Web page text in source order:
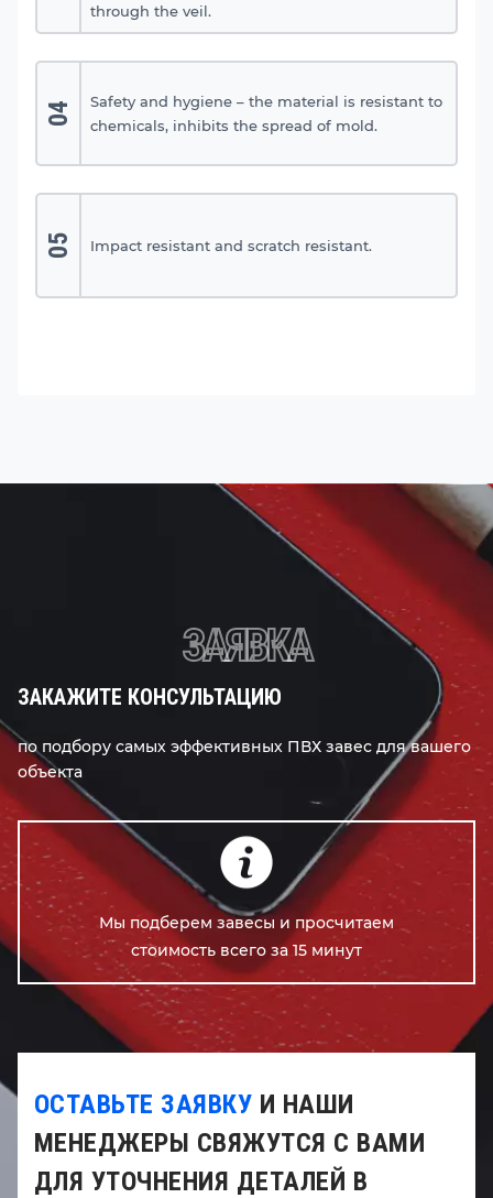
through the veil.
04
Safety and hygiene – the material is resistant to
chemicals, inhibits the spread of mold.
05 Impact resistant and scratch resistant.
ЗАЯВКА
ЗАКАЖИТЕ КОНСУЛЬТАЦИЮ
по подбору самых эффективных ПВХ завес для вашего
объекта
Мы подберем завесы и просчитаем
стоимость всего за 15 минут
ОСТАВЬТЕ ЗАЯВКУ И НАШИ
МЕНЕДЖЕРЫ СВЯЖУТСЯ С ВАМИ
ДЛЯ УТОЧНЕНИЯ ДЕТАЛЕЙ В